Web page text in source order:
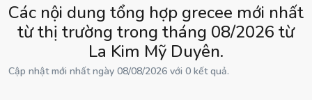
Các nội dung tổng hợp grecee mới nhất
từ thị trường trong tháng 08/2026 từ
La Kim Mỹ Duyên.
Cập nhật mới nhất ngày 08/08/2026 với 0 kết quả.